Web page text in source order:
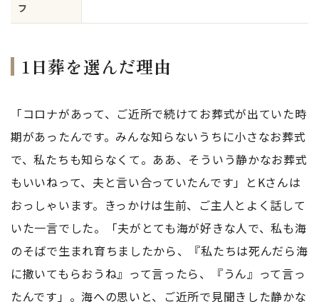
フ
1日葬を選んだ理由
「コロナがあって、ご近所で続けてお葬式が出ていた時
期があったんです。みんな知らないうちに小さなお葬式
で、私たちも知らなくて。ああ、そういう静かなお葬式
もいいねって、夫と言い合っていたんです」とKさんは
おっしゃいます。きっかけは生前、ご主人とよく話して
いた一言でした。「夫がとても海が好きな人で、私も海
のそばで生まれ育ちましたから、『私たちは死んだら海
に撒いてもらおうね』って言ったら、『うん』って言っ
たんです」。海への思いと、ご近所で見聞きした静かな